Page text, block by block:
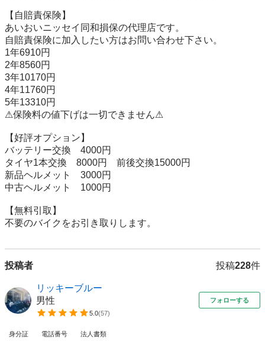
【自賠責保険】
あいおいニッセイ同和損保の代理店です。
自賠責保険に加入したい方はお問い合わせ下さい。
1年6910円
2年8560円
3年10170円
4年11760円
5年13310円
⚠︎保険料の値下げは一切できません⚠
【好評オプション】
バッテリー交換　4000円
タイヤ1本交換　8000円　前後交換15000円
新品ヘルメット　3000円
中古ヘルメット　1000円
【無料引取】
不要のバイクをお引き取りします。
投稿者 投稿228件
リッキーブルー
男性
5.0(57)
フォローする
身分証 電話番号 法人書類